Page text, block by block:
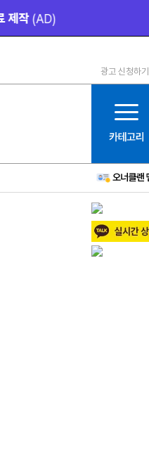
1등급
6등급
11등급
12등급
15등급
16등급
17등급
신규
주의
광고 신청하기